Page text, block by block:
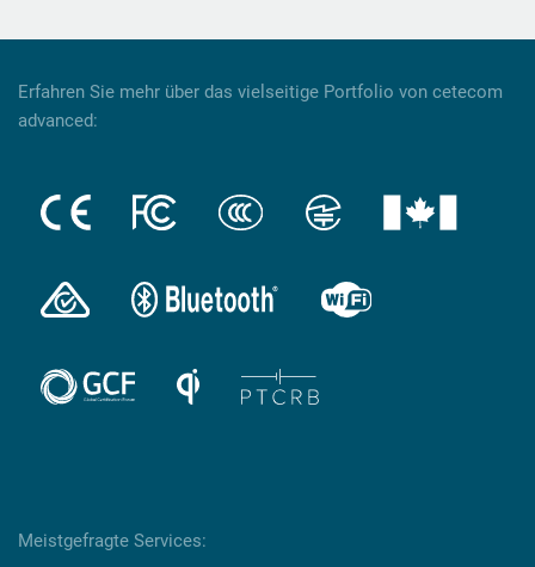
Erfahren Sie mehr über das vielseitige Portfolio von cetecom
advanced:
Meistgefragte Services: